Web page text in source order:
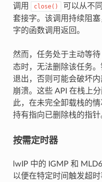
调用 close()
可以从不
套接字。该调用持续阻
字的函数调用返回。
然而，任务处于主动等待
态时，无法删除该任务
退出，否则可能会破坏
崩溃。这些 API 在栈上
此，在未完全卸载栈的
持有指向已删除栈的指针
按需定时器
lwIP 中的 IGMP 和
以便在特定时间触发超时